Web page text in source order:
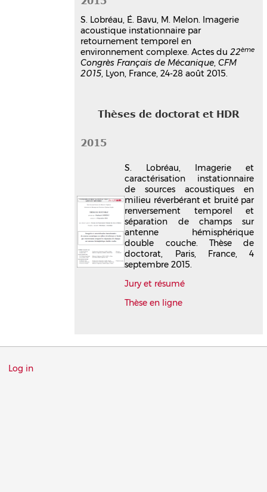
S. Lobréau, É. Bavu, M. Melon. Imagerie
acoustique instationnaire par
retournement temporel en
environnement complexe. Actes du22ème
Congrès Français de Mécanique,CFM
2015, Lyon, France, 24-28 août 2015.
Thèses de doctorat et HDR
2015
S. Lobréau, Imagerie et
caractérisation instationnaire
de sources acoustiques en
milieu réverbérant et bruité par
renversement temporel et
séparation de champs sur
antenne hémisphérique
double couche. Thèse de
doctorat, Paris, France, 4
septembre 2015.
Jury et résumé
Thèse en ligne
Menu
Log in